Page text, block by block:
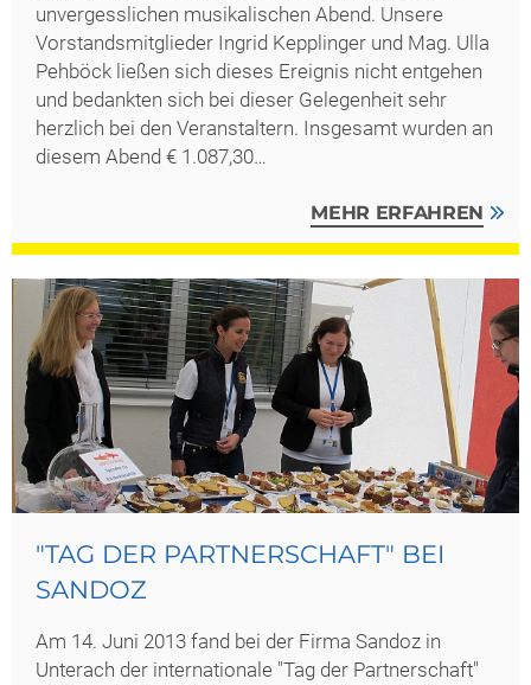
unvergesslichen musikalischen Abend. Unsere
Vorstandsmitglieder Ingrid Kepplinger und Mag. Ulla
Pehböck ließen sich dieses Ereignis nicht entgehen
und bedankten sich bei dieser Gelegenheit sehr
herzlich bei den Veranstaltern. Insgesamt wurden an
diesem Abend € 1.087,30…
MEHR ERFAHREN
"TAG DER PARTNERSCHAFT" BEI
SANDOZ
Am 14. Juni 2013 fand bei der Firma Sandoz in
Unterach der internationale "Tag der Partnerschaft"